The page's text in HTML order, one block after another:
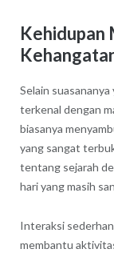
Kehidupan
Selain
terkenal dengan
biasanya
yang sangat
tentang sejarah
hari yang masih
Interaksi
membantu